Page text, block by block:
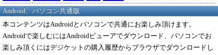
Android、パソコン共通版
本コンテンツはAndroidとパソコンで共通にお楽しみ頂けます。
Androidで楽しむにはAndroidビューアでダウンロード、パソコンでお
楽しみ頂くにはデジケットの購入履歴からブラウザでダウンロードし